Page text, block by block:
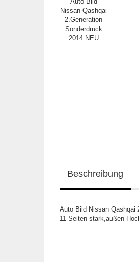
Beschreibung
Auto Bild Nissan Qashqai
11 Seiten stark,außen